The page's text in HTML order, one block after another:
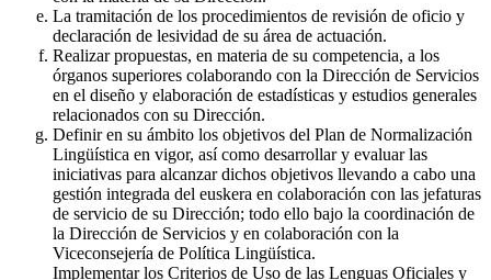
La tramitación de los procedimientos de revisión de oficio y
declaración de lesividad de su área de actuación.
Realizar propuestas, en materia de su competencia, a los
órganos superiores colaborando con la Dirección de Servicios
en el diseño y elaboración de estadísticas y estudios generales
relacionados con su Dirección.
Definir en su ámbito los objetivos del Plan de Normalización
Lingüística en vigor, así como desarrollar y evaluar las
iniciativas para alcanzar dichos objetivos llevando a cabo una
gestión integrada del euskera en colaboración con las jefaturas
de servicio de su Dirección; todo ello bajo la coordinación de
la Dirección de Servicios y en colaboración con la
Viceconsejería de Política Lingüística.
Implementar los Criterios de Uso de las Lenguas Oficiales y